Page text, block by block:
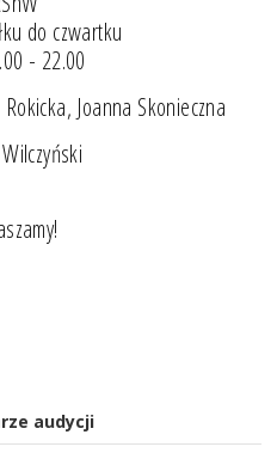
do czwartku
- 22.00
Joanna Skonieczna
audycji